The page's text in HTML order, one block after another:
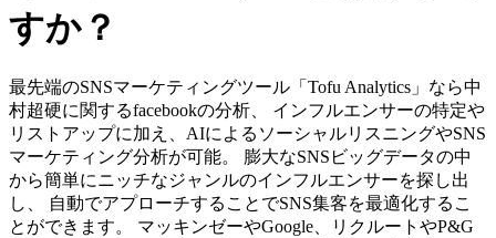
すか？
最先端のSNSマーケティングツール「Tofu Analytics」なら中
村超硬に関するfacebookの分析、 インフルエンサーの特定や
リストアップに加え、AIによるソーシャルリスニングやSNS
マーケティング分析が可能。 膨大なSNSビッグデータの中
から簡単にニッチなジャンルのインフルエンサーを探し出
し、 自動でアプローチすることでSNS集客を最適化するこ
とができます。 マッキンゼーやGoogle、リクルートやP&G